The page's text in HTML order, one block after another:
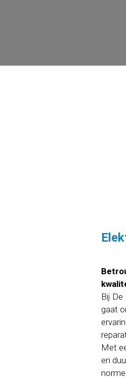
Bij De
gaat
Met
en